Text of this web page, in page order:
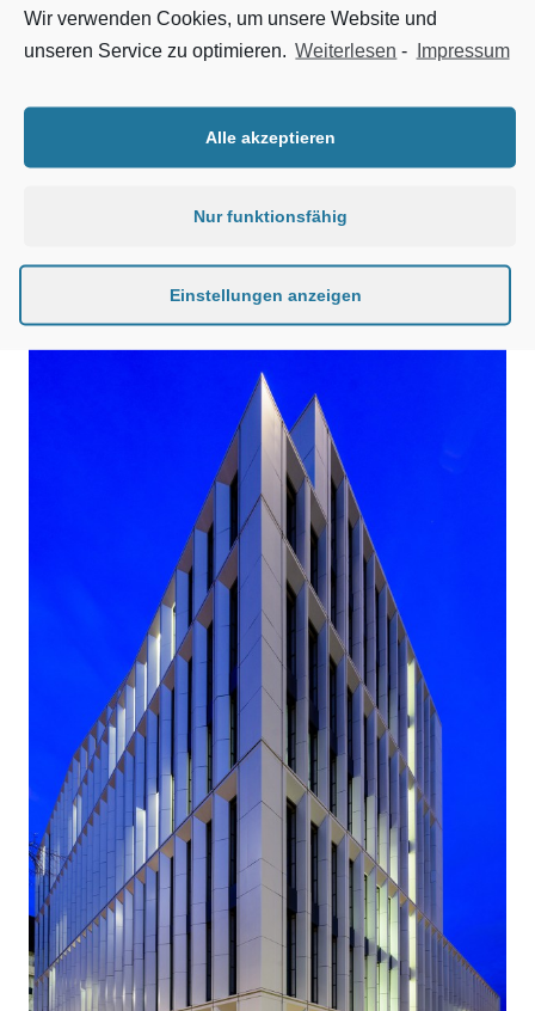
Dulitz Glas- und Leichtmetallbau GmbH setzte die Planung in
die Tat um. Als Fassadenmaterial wählte das Planungsteam
Bürogebäude daher dauerhaft ein modernes Erscheinungsbild
10.500m² Novelis ff2® verbaut.
Wir verwenden Cookies, um unsere Website und
unseren Service zu optimieren. Weiterlesen - Impressum
Alle akzeptieren
Nur funktionsfähig
Einstellungen anzeigen